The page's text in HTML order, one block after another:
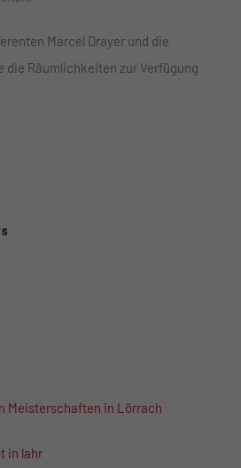
Marcel Drayer und die
die Räumlichkeiten zur Verfügung
Meisterschaften in Lörrach
in lahr